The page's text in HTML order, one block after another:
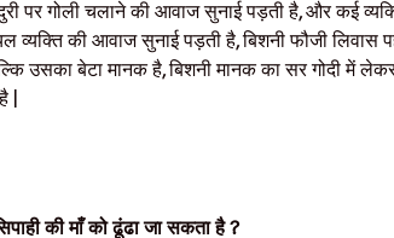
पर गोली चलाने की आवाज सुनाई पड़ती है, और कई
की आवाज सुनाई पड़ती है, बिशनी फौजी लिवास
उसका बेटा मानक है, बिशनी मानक का सर गोदी में
|
की माँ को ढूंढा जा सकता है ?